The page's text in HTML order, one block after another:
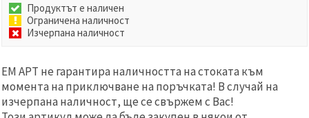
Продуктът е наличен
Ограничена наличност
Изчерпана наличност
ЕМ АРТ не гарантира наличността на стоката към
момента на приключване на поръчката! В случай на
изчерпана наличност, ще се свържем с Вас!